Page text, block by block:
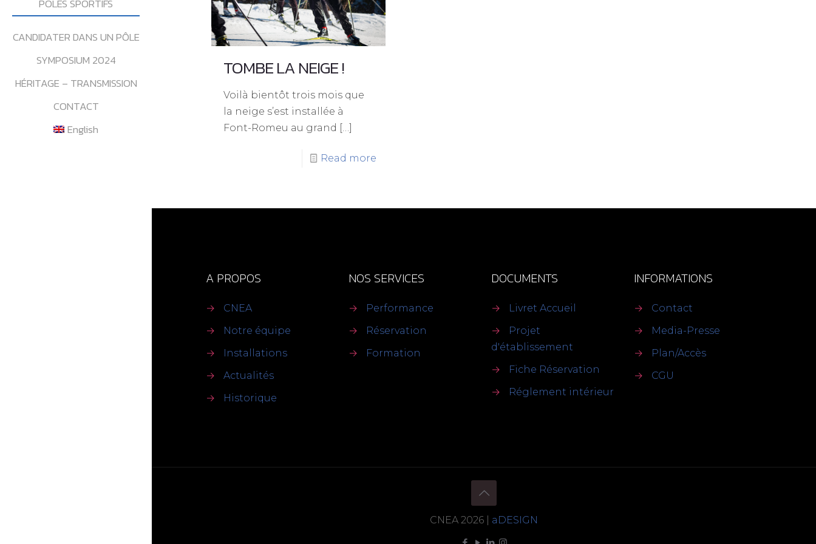
POLES SPORTIFS
CANDIDATER DANS UN PÔLE
SYMPOSIUM 2024
HÉRITAGE – TRANSMISSION
CONTACT
English
TOMBE LA NEIGE !
Voilà bientôt trois mois que
la neige s’est installée à
Font-Romeu au grand
[…]
Read more
A PROPOS
→
CNEA
→
Notre équipe
→
Installations
→
Actualités
→
Historique
NOS SERVICES
→
Performance
→
Réservation
→
Formation
DOCUMENTS
→
Livret Accueil
→
Projet
d'établissement
→
Fiche Réservation
→
Réglement intérieur
INFORMATIONS
→
Contact
→
Media-Presse
→
Plan/Accès
→
CGU
CNEA 2026 | aDESIGN